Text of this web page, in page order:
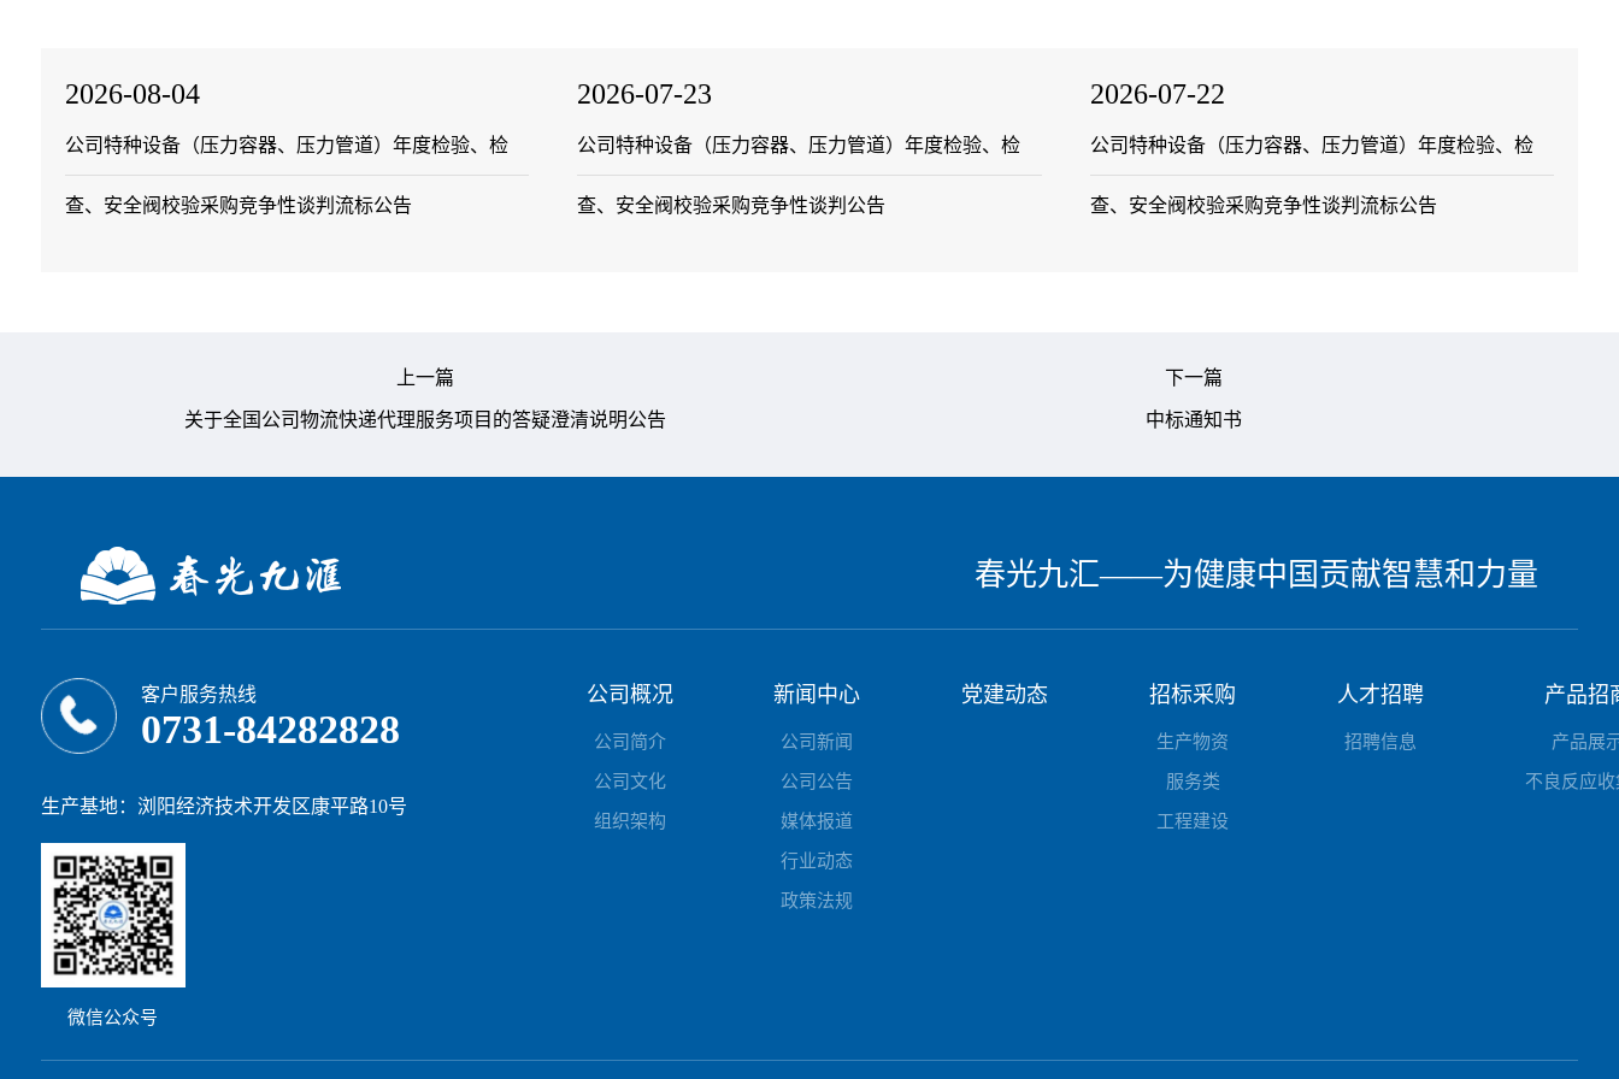
2026-08-04
公司特种设备（压力容器、压力管道）年度检验、检
查、安全阀校验采购竞争性谈判流标公告
2026-07-23
公司特种设备（压力容器、压力管道）年度检验、检
查、安全阀校验采购竞争性谈判公告
2026-07-22
公司特种设备（压力容器、压力管道）年度检验、检
查、安全阀校验采购竞争性谈判流标公告
上一篇
关于全国公司物流快递代理服务项目的答疑澄清说明公告
下一篇
中标通知书
春光九汇——为健康中国贡献智慧和力量
客户服务热线
0731-84282828
生产基地：浏阳经济技术开发区康平路10号
微信公众号
公司概况
公司简介
公司文化
组织架构
新闻中心
公司新闻
公司公告
媒体报道
行业动态
政策法规
党建动态 招标采购
生产物资
服务类
工程建设
人才招聘
招聘信息
产品招
产品展
不良反应